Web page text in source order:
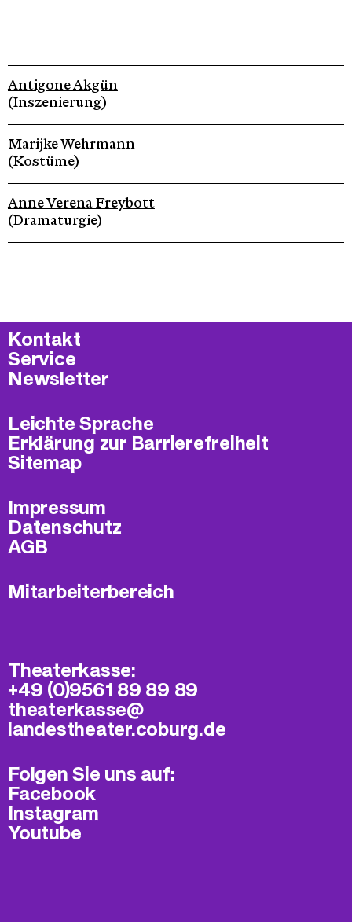
Antigone Akgün
(Inszenierung)
Marijke Wehrmann
(Kostüme)
Anne Verena Freybott
(Dramaturgie)
Kontakt
Service
Newsletter
Leichte Sprache
Erklärung zur Barrierefreiheit
Sitemap
Impressum
Datenschutz
AGB
Mitarbeiterbereich
Theaterkasse:
+49 (0)9561 89 89 89
theaterkasse@​
landestheater.coburg.de
Folgen Sie uns auf:
Facebook
Instagram
Youtube